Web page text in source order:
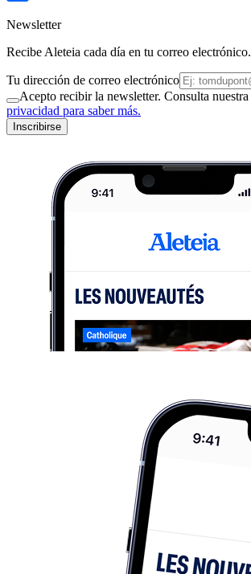
Newsletter
Recibe Aleteia cada día en tu correo electrónico.
Tu dirección de correo electrónico
Acepto recibir la newsletter. Consulta nuestra
privacidad para saber más.
Inscribirse